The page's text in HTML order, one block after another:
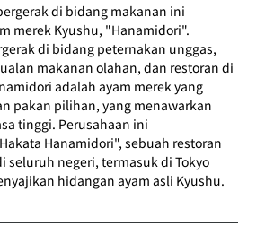
di bidang makanan ini
merek Kyushu, "Hanamidori".
di bidang peternakan unggas,
makanan olahan, dan restoran di
adalah ayam merek yang
pakan pilihan, yang menawarkan
tinggi. Perusahaan ini
Hanamidori", sebuah restoran
seluruh negeri, termasuk di Tokyo
hidangan ayam asli Kyushu.